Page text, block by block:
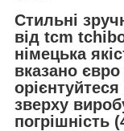
Стильні
від tcm
німецька
вказано євро
зверху
погрішність